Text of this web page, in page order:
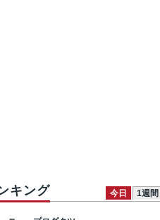
キング 今日 1週間